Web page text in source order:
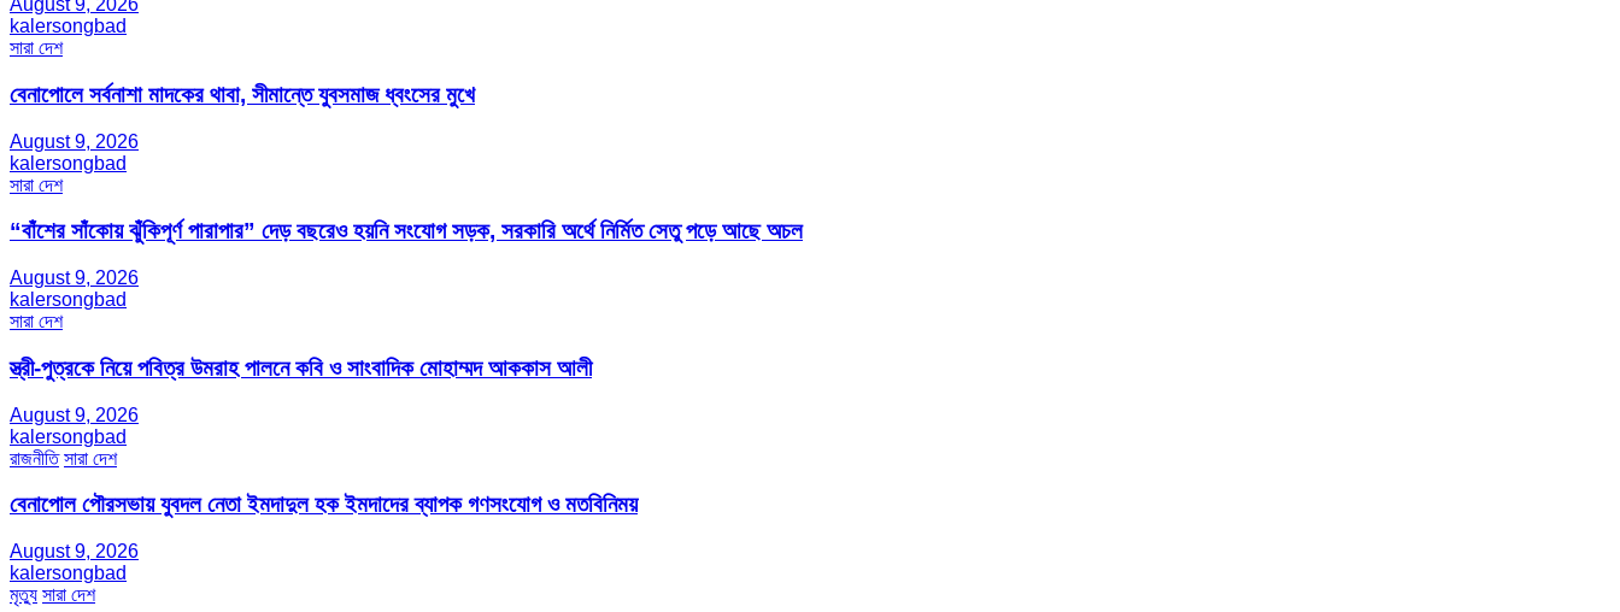
August 9, 2026
kalersongbad
সারা দেশ
বেনাপোলে সর্বনাশা মাদকের থাবা, সীমান্তে যুবসমাজ ধ্বংসের মুখে
August 9, 2026
kalersongbad
সারা দেশ
“বাঁশের সাঁকোয় ঝুঁকিপূর্ণ পারাপার” দেড় বছরেও হয়নি সংযোগ সড়ক, সরকারি অর্থে নির্মিত সেতু পড়ে আছে অচল
August 9, 2026
kalersongbad
সারা দেশ
স্ত্রী-পুত্রকে নিয়ে পবিত্র উমরাহ পালনে কবি ও সাংবাদিক মোহাম্মদ আককাস আলী
August 9, 2026
kalersongbad
রাজনীতি সারা দেশ
বেনাপোল পৌরসভায় যুবদল নেতা ইমদাদুল হক ইমদাদের ব্যাপক গণসংযোগ ও মতবিনিময়
August 9, 2026
kalersongbad
মৃত্যু সারা দেশ